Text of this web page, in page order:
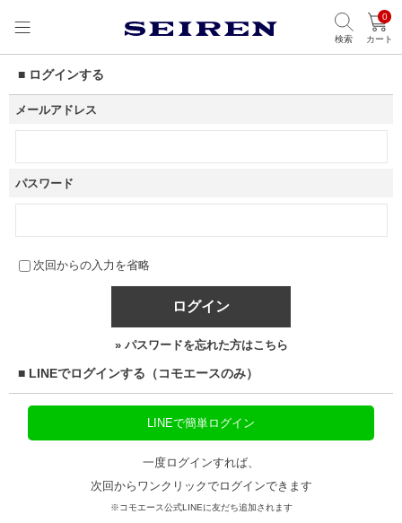
検索
0
カート
■ ログインする
メールアドレス
パスワード
次回からの入力を省略
ログイン
» パスワードを忘れた方はこちら
■ LINEでログインする（コモエースのみ）
LINEで簡単ログイン
一度ログインすれば、
次回からワンクリックでログインできます
※コモエース公式LINEに友だち追加されます